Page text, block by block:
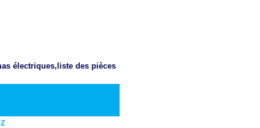
électriques,liste des pièces
Z